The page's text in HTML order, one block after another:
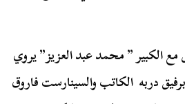
الكبير ” محمد عبد العزيز” يروي
دربه الكاتب والسينارست فاروق